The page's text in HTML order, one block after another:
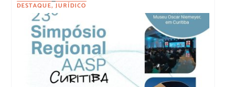
DESTAQUE,JURÍDICO